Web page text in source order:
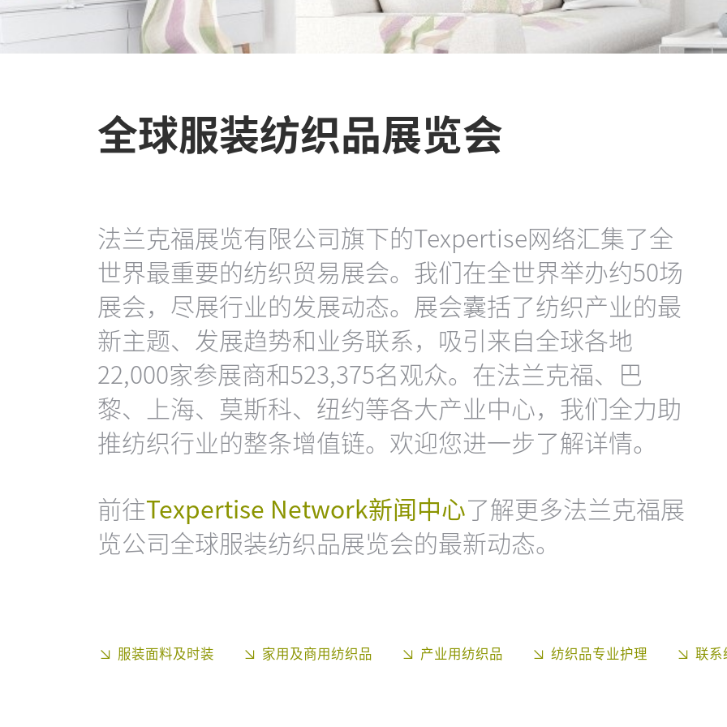
全球服装纺织品展览会
法兰克福展览有限公司旗下的Texpertise网络汇集了全
世界最重要的纺织贸易展会。我们在全世界举办约50场
展会，尽展行业的发展动态。展会囊括了纺织产业的最
新主题、发展趋势和业务联系，吸引来自全球各地
22,000家参展商和523,375名观众。在法兰克福、巴
黎、上海、莫斯科、纽约等各大产业中心，我们全力助
推纺织行业的整条增值链。欢迎您进一步了解详情。
前往Texpertise Network新闻中心了解更多法兰克福展
览公司全球服装纺织品展览会的最新动态。
服装面料及时装 家用及商用纺织品 产业用纺织品 纺织品专业护理 联系